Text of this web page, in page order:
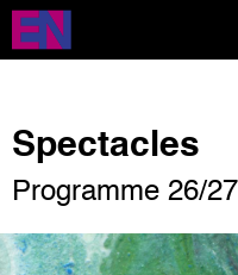
Aller
contenu
Spectacles
Programme 26/27